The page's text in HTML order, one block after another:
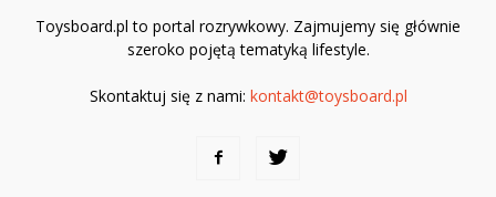
Toysboard.pl to portal rozrywkowy. Zajmujemy się głównie
szeroko pojętą tematyką lifestyle.
Skontaktuj się z nami: kontakt@toysboard.pl